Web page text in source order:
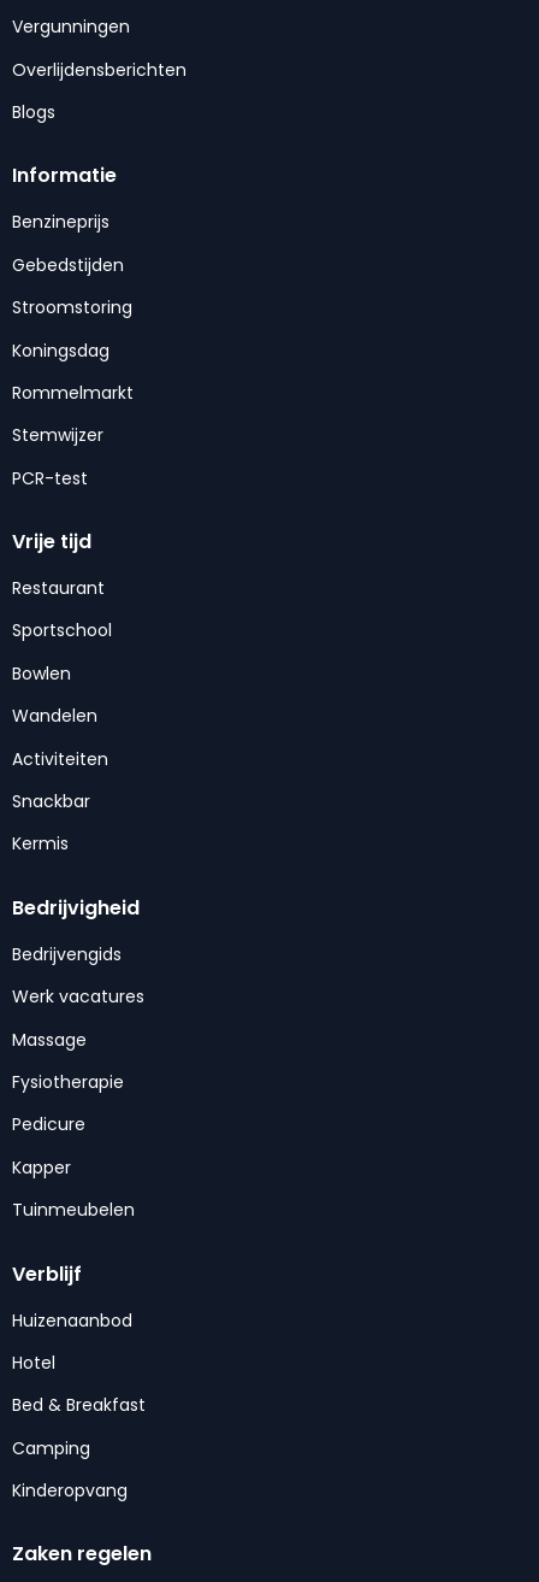
Vergunningen
Overlijdensberichten
Blogs
Informatie
Benzineprijs
Gebedstijden
Stroomstoring
Koningsdag
Rommelmarkt
Stemwijzer
PCR-test
Vrije tijd
Restaurant
Sportschool
Bowlen
Wandelen
Activiteiten
Snackbar
Kermis
Bedrijvigheid
Bedrijvengids
Werk vacatures
Massage
Fysiotherapie
Pedicure
Kapper
Tuinmeubelen
Verblijf
Huizenaanbod
Hotel
Bed & Breakfast
Camping
Kinderopvang
Zaken regelen